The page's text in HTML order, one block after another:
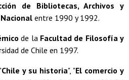
de
Bibliotecas, Archivos y
entre 1990 y 1992.
de la Facultad de Filosofía y
de Chile en 1997.
Chile y su historia", "El comercio y